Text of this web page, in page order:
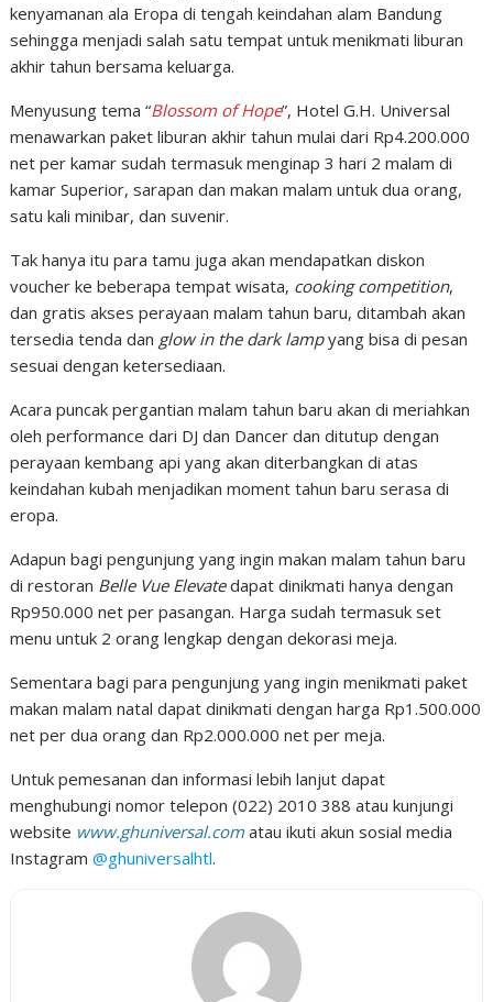
kenyamanan ala Eropa di tengah keindahan alam Bandung
sehingga menjadi salah satu tempat untuk menikmati liburan
akhir tahun bersama keluarga.
Menyusung tema “Blossom of Hope”, Hotel G.H. Universal
menawarkan paket liburan akhir tahun mulai dari Rp4.200.000
net per kamar sudah termasuk menginap 3 hari 2 malam di
kamar Superior, sarapan dan makan malam untuk dua orang,
satu kali minibar, dan suvenir.
Tak hanya itu para tamu juga akan mendapatkan diskon
voucher ke beberapa tempat wisata, cooking competition,
dan gratis akses perayaan malam tahun baru, ditambah akan
tersedia tenda dan glow in the dark lampyang bisa di pesan
sesuai dengan ketersediaan.
Acara puncak pergantian malam tahun baru akan di meriahkan
oleh performance dari DJ dan Dancer dan ditutup dengan
perayaan kembang api yang akan diterbangkan di atas
keindahan kubah menjadikan moment tahun baru serasa di
eropa.
Adapun bagi pengunjung yang ingin makan malam tahun baru
di restoran Belle Vue Elevatedapat dinikmati hanya dengan
Rp950.000 net per pasangan. Harga sudah termasuk set
menu untuk 2 orang lengkap dengan dekorasi meja.
Sementara bagi para pengunjung yang ingin menikmati paket
makan malam natal dapat dinikmati dengan harga Rp1.500.000
net per dua orang dan Rp2.000.000 net per meja.
Untuk pemesanan dan informasi lebih lanjut dapat
menghubungi nomor telepon (022) 2010 388 atau kunjungi
website www.ghuniversal.com atau ikuti akun sosial media
Instagram@ghuniversalhtl.